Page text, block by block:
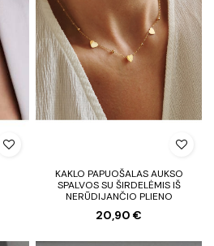
KAKLO PAPUOŠALAS AUKSO
SPALVOS SU ŠIRDELĖMIS IŠ
NERŪDIJANČIO PLIENO
20,90 €